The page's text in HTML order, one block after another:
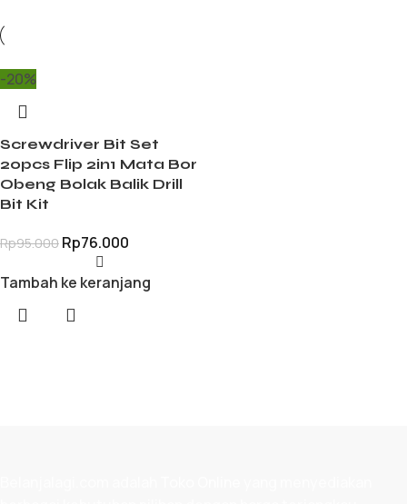
-20%
Screwdriver Bit Set
20pcs Flip 2in1 Mata Bor
Obeng Bolak Balik Drill
Bit Kit
Rp95.000 Rp76.000
Tambah ke keranjang